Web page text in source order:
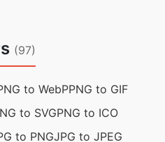
(97)
to WebPPNG to GIF
to SVGPNG to ICO
to PNGJPG to JPEG